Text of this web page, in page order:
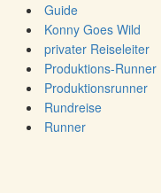
Guide
Konny Goes Wild
privater Reiseleiter
Produktions-Runner
Produktionsrunner
Rundreise
Runner